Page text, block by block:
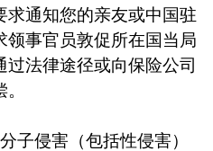
求通知您的亲友或中国驻
领事官员敦促所在国当局
法律途径或向保险公司
子侵害（包括性侵害）